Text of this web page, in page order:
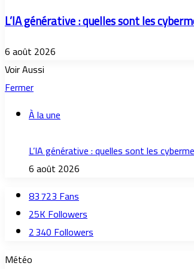
L’IA générative : quelles sont les
6 août 2026
Voir Aussi
Fermer
À la une
L’IA générative : quelles sont les
6 août 2026
83 723Fans
25KFollowers
2 340Followers
Météo